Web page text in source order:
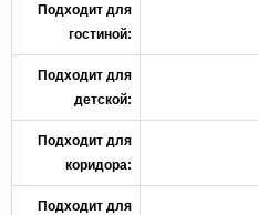
Подходит для
гостиной:
Подходит для
детской:
Подходит для
коридора:
Подходит для